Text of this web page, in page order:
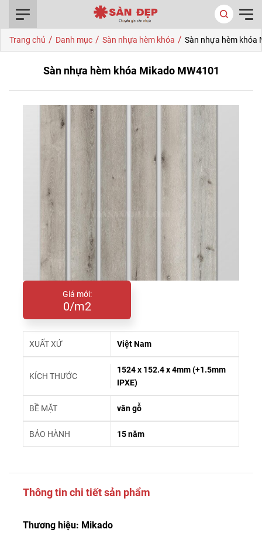
Trang chủ / Danh mục / Sàn nhựa hèm khóa / Sàn nhựa hèm khóa
Sàn nhựa hèm khóa Mikado MW4101
Giá mới:
0/m2
XUẤT XỨ Việt Nam
KÍCH THƯỚC
1524 x 152.4 x 4mm (+1.5mm
IPXE)
BỀ MẶT vân gỗ
BẢO HÀNH 15 năm
Thông tin chi tiết sản phẩm
Thương hiệu: Mikado